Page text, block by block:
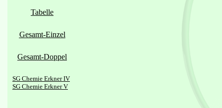
Tabelle
Gesamt-Einzel
Gesamt-Doppel
SG Chemie Erkner IV
SG Chemie Erkner V